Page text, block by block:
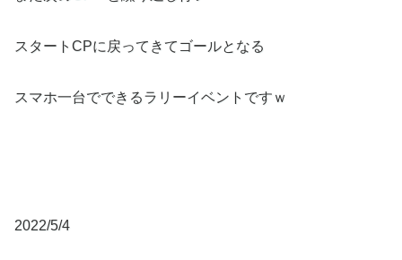
スタートCPに戻ってきてゴールとなる
スマホ一台でできるラリーイベントですｗ
2022/5/4